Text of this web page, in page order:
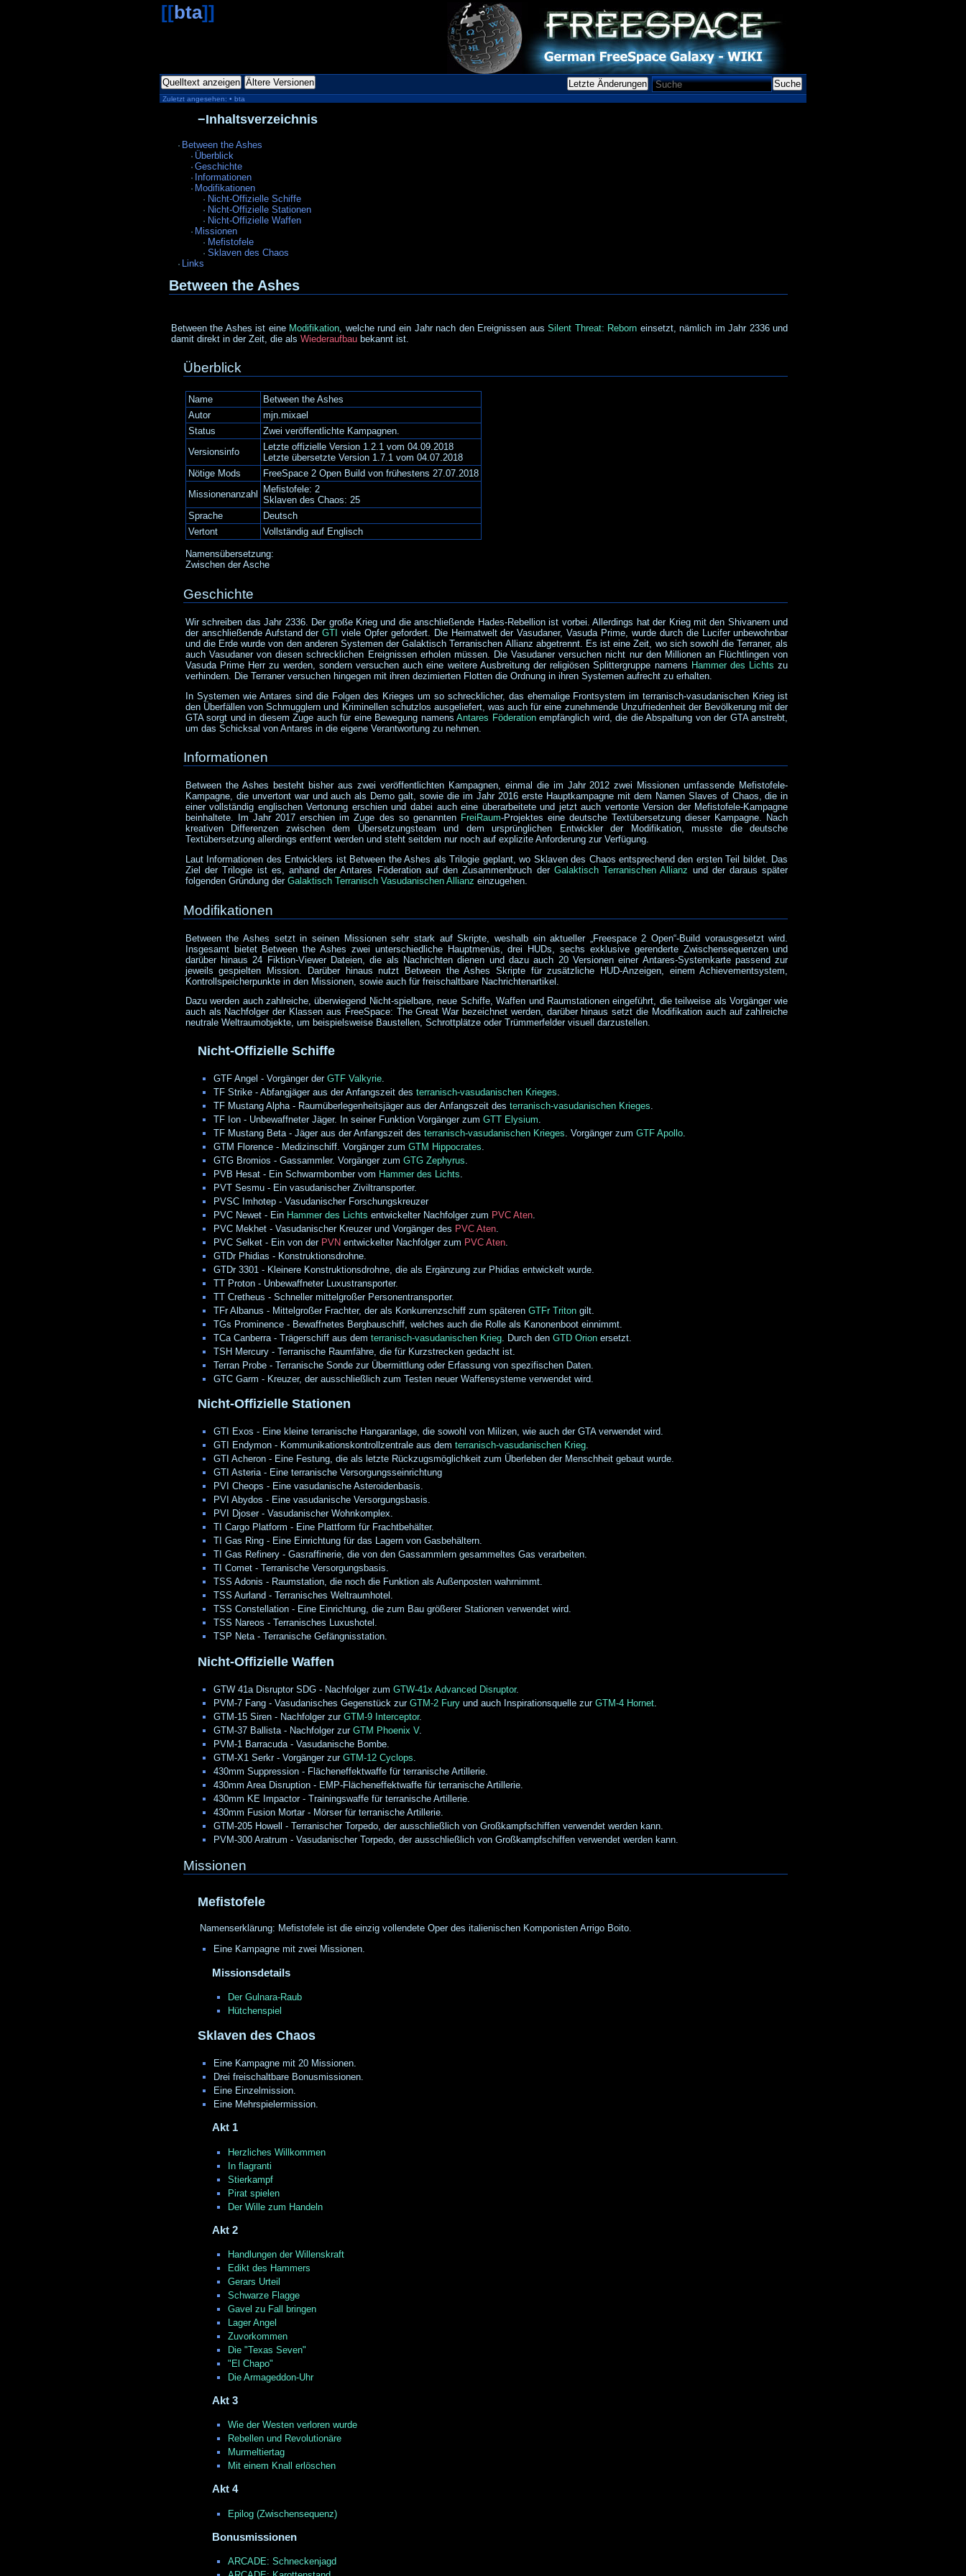
[[bta]]
Quelltext anzeigen Ältere Versionen Letzte Änderungen Suche
Zuletzt angesehen: • bta
−Inhaltsverzeichnis
Between the Ashes
Überblick
Geschichte
Informationen
Modifikationen
Nicht-Offizielle Schiffe
Nicht-Offizielle Stationen
Nicht-Offizielle Waffen
Missionen
Mefistofele
Sklaven des Chaos
Links
Between the Ashes
Between the Ashes ist eine Modifikation , welche rund ein Jahr nach den Ereignissen ausSilent Threat: Reborn einsetzt, nämlich im Jahr 2336 und
damit direkt in der Zeit, die als Wiederaufbaubekannt ist.
Überblick
Name
Between the Ashes
Autor
mjn.mixael
Status
Zwei veröffentlichte Kampagnen.
Versionsinfo
Letzte offizielle Version 1.2.1 vom 04.09.2018
Letzte übersetzte Version 1.7.1 vom 04.07.2018
Nötige Mods
FreeSpace 2 Open Build von frühestens 27.07.2018
Missionenanzahl Mefistofele: 2
Sklaven des Chaos: 25
Sprache
Deutsch
Vertont
Vollständig auf Englisch
Namensübersetzung:
Zwischen der Asche
Geschichte
Wir schreiben das Jahr 2336. Der große Krieg und die anschließende Hades-Rebellion ist vorbei. Allerdings hat der Krieg mit den Shivanern und
der anschließende Aufstand derGTI viele Opfer gefordert. Die Heimatwelt der Vasudaner, Vasuda Prime, wurde durch die Lucifer unbewohnbar
und die Erde wurde von den anderen Systemen der Galaktisch Terranischen Allianz abgetrennt. Es ist eine Zeit, wo sich sowohl die Terraner, als
auch Vasudaner von diesen schrecklichen Ereignissen erholen müssen. Die Vasudaner versuchen nicht nur den Millionen an Flüchtlingen von
Vasuda Prime Herr zu werden, sondern versuchen auch eine weitere Ausbreitung der religiösen Splittergruppe namens Hammer des Lichts zu
verhindern. Die Terraner versuchen hingegen mit ihren dezimierten Flotten die Ordnung in ihren Systemen aufrecht zu erhalten.
In Systemen wie Antares sind die Folgen des Krieges um so schrecklicher, das ehemalige Frontsystem im terranisch-vasudanischen Krieg ist
den Überfällen von Schmugglern und Kriminellen schutzlos ausgeliefert, was auch für eine zunehmende Unzufriedenheit der Bevölkerung mit der
GTA sorgt und in diesem Zuge auch für eine Bewegung namensAntares Föderationempfänglich wird, die die Abspaltung von der GTA anstrebt,
um das Schicksal von Antares in die eigene Verantwortung zu nehmen.
Informationen
Between the Ashes besteht bisher aus zwei veröffentlichten Kampagnen, einmal die im Jahr 2012 zwei Missionen umfassende Mefistofele-
Kampagne, die unvertont war und auch als Demo galt, sowie die im Jahr 2016 erste Hauptkampagne mit dem Namen Slaves of Chaos, die in
einer vollständig englischen Vertonung erschien und dabei auch eine überarbeitete und jetzt auch vertonte Version der Mefistofele-Kampagne
beinhaltete. Im Jahr 2017 erschien im Zuge des so genannten FreiRaum-Projektes eine deutsche Textübersetzung dieser Kampagne. Nach
kreativen Differenzen zwischen dem Übersetzungsteam und dem ursprünglichen Entwickler der Modifikation, musste die deutsche
Textübersetzung allerdings entfernt werden und steht seitdem nur noch auf explizite Anforderung zur Verfügung.
Laut Informationen des Entwicklers ist Between the Ashes als Trilogie geplant, wo Sklaven des Chaos entsprechend den ersten Teil bildet. Das
Ziel der Trilogie ist es, anhand der Antares Föderation auf den Zusammenbruch der Galaktisch Terranischen Allianz und der daraus später
folgenden Gründung der Galaktisch Terranisch Vasudanischen Allianz einzugehen.
Modifikationen
Between the Ashes setzt in seinen Missionen sehr stark auf Skripte, weshalb ein aktueller „Freespace 2 Open“-Build vorausgesetzt wird.
Insgesamt bietet Between the Ashes zwei unterschiedliche Hauptmenüs, drei HUDs, sechs exklusive gerenderte Zwischensequenzen und
darüber hinaus 24 Fiktion-Viewer Dateien, die als Nachrichten dienen und dazu auch 20 Versionen einer Antares-Systemkarte passend zur
jeweils gespielten Mission. Darüber hinaus nutzt Between the Ashes Skripte für zusätzliche HUD-Anzeigen, einem Achievementsystem,
Kontrollspeicherpunkte in den Missionen, sowie auch für freischaltbare Nachrichtenartikel.
Dazu werden auch zahlreiche, überwiegend Nicht-spielbare, neue Schiffe, Waffen und Raumstationen eingeführt, die teilweise als Vorgänger wie
auch als Nachfolger der Klassen aus FreeSpace: The Great War bezeichnet werden, darüber hinaus setzt die Modifikation auch auf zahlreiche
neutrale Weltraumobjekte, um beispielsweise Baustellen, Schrottplätze oder Trümmerfelder visuell darzustellen.
Nicht-Offizielle Schiffe
GTF Angel - Vorgänger der GTF Valkyrie.
TF Strike - Abfangjäger aus der Anfangszeit des terranisch-vasudanischen Krieges.
TF Mustang Alpha - Raumüberlegenheitsjäger aus der Anfangszeit des terranisch-vasudanischen Krieges.
TF Ion - Unbewaffneter Jäger. In seiner Funktion Vorgänger zum GTT Elysium.
TF Mustang Beta - Jäger aus der Anfangszeit des terranisch-vasudanischen Krieges. Vorgänger zum GTF Apollo.
GTM Florence - Medizinschiff. Vorgänger zum GTM Hippocrates.
GTG Bromios - Gassammler. Vorgänger zum GTG Zephyrus.
PVB Hesat - Ein Schwarmbomber vom Hammer des Lichts.
PVT Sesmu - Ein vasudanischer Ziviltransporter.
PVSC Imhotep - Vasudanischer Forschungskreuzer
PVC Newet - Ein Hammer des Lichts entwickelter Nachfolger zum PVC Aten.
PVC Mekhet - Vasudanischer Kreuzer und Vorgänger des PVC Aten.
PVC Selket - Ein von der PVN entwickelter Nachfolger zum PVC Aten.
GTDr Phidias - Konstruktionsdrohne.
GTDr 3301 - Kleinere Konstruktionsdrohne, die als Ergänzung zur Phidias entwickelt wurde.
TT Proton - Unbewaffneter Luxustransporter.
TT Cretheus - Schneller mittelgroßer Personentransporter.
TFr Albanus - Mittelgroßer Frachter, der als Konkurrenzschiff zum späteren GTFr Tritongilt.
TGs Prominence - Bewaffnetes Bergbauschiff, welches auch die Rolle als Kanonenboot einnimmt.
TCa Canberra - Trägerschiff aus dem terranisch-vasudanischen Krieg. Durch den GTD Orionersetzt.
TSH Mercury - Terranische Raumfähre, die für Kurzstrecken gedacht ist.
Terran Probe - Terranische Sonde zur Übermittlung oder Erfassung von spezifischen Daten.
GTC Garm - Kreuzer, der ausschließlich zum Testen neuer Waffensysteme verwendet wird.
Nicht-Offizielle Stationen
GTI Exos - Eine kleine terranische Hangaranlage, die sowohl von Milizen, wie auch der GTA verwendet wird.
GTI Endymon - Kommunikationskontrollzentrale aus dem terranisch-vasudanischen Krieg.
GTI Acheron - Eine Festung, die als letzte Rückzugsmöglichkeit zum Überleben der Menschheit gebaut wurde.
GTI Asteria - Eine terranische Versorgungsseinrichtung
PVI Cheops - Eine vasudanische Asteroidenbasis.
PVI Abydos - Eine vasudanische Versorgungsbasis.
PVI Djoser - Vasudanischer Wohnkomplex.
TI Cargo Platform - Eine Plattform für Frachtbehälter.
TI Gas Ring - Eine Einrichtung für das Lagern von Gasbehältern.
TI Gas Refinery - Gasraffinerie, die von den Gassammlern gesammeltes Gas verarbeiten.
TI Comet - Terranische Versorgungsbasis.
TSS Adonis - Raumstation, die noch die Funktion als Außenposten wahrnimmt.
TSS Aurland - Terranisches Weltraumhotel.
TSS Constellation - Eine Einrichtung, die zum Bau größerer Stationen verwendet wird.
TSS Nareos - Terranisches Luxushotel.
TSP Neta - Terranische Gefängnisstation.
Nicht-Offizielle Waffen
GTW 41a Disruptor SDG - Nachfolger zum GTW-41x Advanced Disruptor.
PVM-7 Fang - Vasudanisches Gegenstück zur GTM-2 Furyund auch Inspirationsquelle zur GTM-4 Hornet.
GTM-15 Siren - Nachfolger zur GTM-9 Interceptor.
GTM-37 Ballista - Nachfolger zur GTM Phoenix V.
PVM-1 Barracuda - Vasudanische Bombe.
GTM-X1 Serkr - Vorgänger zur GTM-12 Cyclops
430mm Suppression - Flächeneffektwaffe für terranische Artillerie.
430mm Area Disruption - EMP-Flächeneffektwaffe für terranische Artillerie.
430mm KE Impactor - Trainingswaffe für terranische Artillerie.
430mm Fusion Mortar - Mörser für terranische Artillerie.
GTM-205 Howell - Terranischer Torpedo, der ausschließlich von Großkampfschiffen verwendet werden kann.
PVM-300 Aratrum - Vasudanischer Torpedo, der ausschließlich von Großkampfschiffen verwendet werden kann.
Missionen
Mefistofele
Namenserklärung: Mefistofele ist die einzig vollendete Oper des italienischen Komponisten Arrigo Boito.
Eine Kampagne mit zwei Missionen.
Missionsdetails
Der Gulnara-Raub
Hütchenspiel
Sklaven des Chaos
Eine Kampagne mit 20 Missionen.
Drei freischaltbare Bonusmissionen.
Eine Einzelmission.
Eine Mehrspielermission.
Akt 1
Herzliches Willkommen
In flagranti
Stierkampf
Pirat spielen
Der Wille zum Handeln
Akt 2
Handlungen der Willenskraft
Edikt des Hammers
Gerars Urteil
Schwarze Flagge
Gavel zu Fall bringen
Lager Angel
Zuvorkommen
Die "Texas Seven"
"El Chapo"
Die Armageddon-Uhr
Akt 3
Wie der Westen verloren wurde
Rebellen und Revolutionäre
Murmeltiertag
Mit einem Knall erlöschen
Akt 4
Epilog (Zwischensequenz)
Bonusmissionen
ARCADE: Schneckenjagd